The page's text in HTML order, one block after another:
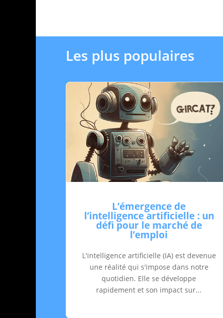
Les plus populaires
L’émergence de
l’intelligence artificielle : un
défi pour le marché de
l’emploi
L'intelligence artificielle (IA) est devenue
une réalité qui s'impose dans notre
quotidien. Elle se développe
rapidement et son impact sur...